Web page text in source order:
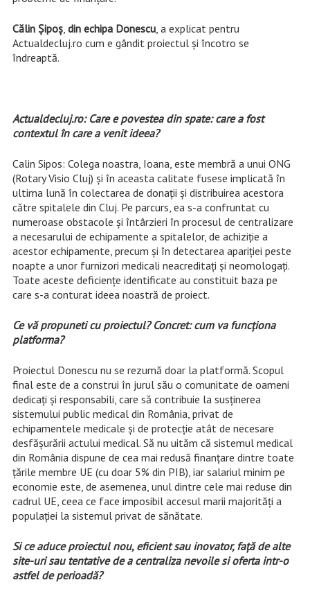
Călin Şipoş, din echipa Donescu, a explicat pentru
Actualdecluj.ro cum e gândit proiectul şi încotro se
îndreaptă.
Actualdecluj.ro: Care e povestea din spate: care a fost
contextul în care a venit ideea?
Calin Sipos: Colega noastra, Ioana, este membră a unui ONG
(Rotary Visio Cluj) şi în aceasta calitate fusese implicată în
ultima lună în colectarea de donaţii şi distribuirea acestora
către spitalele din Cluj. Pe parcurs, ea s-a confruntat cu
numeroase obstacole şi întârzieri în procesul de centralizare
a necesarului de echipamente a spitalelor, de achiziţie a
acestor echipamente, precum şi în detectarea apariţiei peste
noapte a unor furnizori medicali neacreditaţi şi neomologaţi.
Toate aceste deficienţe identificate au constituit baza pe
care s-a conturat ideea noastră de proiect.
Ce vă propuneti cu proiectul? Concret: cum va funcţiona
platforma?
Proiectul Donescu nu se rezumă doar la platformă. Scopul
final este de a construi în jurul său o comunitate de oameni
dedicaţi şi responsabili, care să contribuie la susţinerea
sistemului public medical din România, privat de
echipamentele medicale şi de protecţie atât de necesare
desfăşurării actului medical. Să nu uităm că sistemul medical
din România dispune de cea mai redusă finanţare dintre toate
ţările membre UE (cu doar 5% din PIB), iar salariul minim pe
economie este, de asemenea, unul dintre cele mai reduse din
cadrul UE, ceea ce face imposibil accesul marii majorităţi a
populației la sistemul privat de sănătate.
Si ce aduce proiectul nou, eficient sau inovator, faţă de alte
site-uri sau tentative de a centraliza nevoile si oferta intr-o
astfel de perioadă?